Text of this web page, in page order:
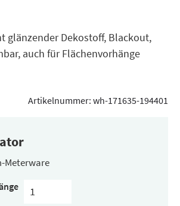
glänzender Dekostoff, Blackout,
auch für Flächenvorhänge
Artikelnummer: wh-171635-194401
Meterware